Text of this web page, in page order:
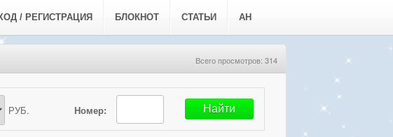
/ РЕГИСТРАЦИЯ БЛОКНОТ СТАТЬИ АН
Всего просмотров: 314
Номер:
РУБ.